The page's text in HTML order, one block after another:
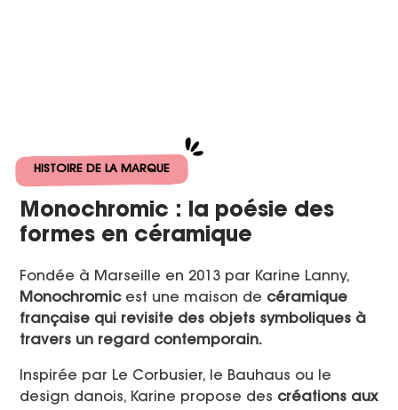
HISTOIRE DE LA MARQUE
Monochromic : la poésie des
formes en céramique
Fondée à Marseille en 2013 par Karine Lanny,
Monochromicest une maison de céramique
française qui revisite des objets symboliques à
travers un regard contemporain.
Inspirée par Le Corbusier, le Bauhaus ou le
design danois, Karine propose des créations aux